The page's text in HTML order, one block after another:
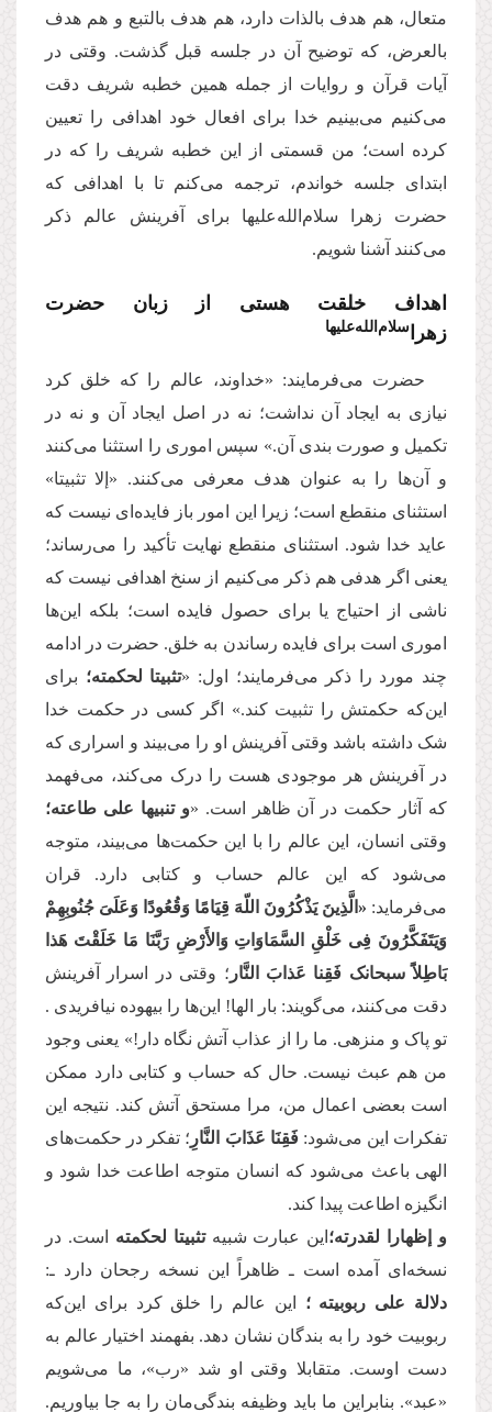
متعال، هم هدف بالذات دارد، هم هدف بالتبع و هم هدف
بالعرض، که توضیح آن در جلسه قبل گذشت. وقتی در
آیات قرآن و روایات از جمله همین خطبه شریف دقت
می‌کنیم می‌بینیم خدا برای افعال خود اهدافی را تعیین
کرده است؛ من قسمتی از این خطبه شریف را که در
ابتدای جلسه خواندم، ترجمه می‌کنم تا با اهدافی که
حضرت زهرا سلام‌الله‌علیها برای آفرینش عالم ذکر
می‌کنند آشنا شویم.
اهداف خلقت هستی از زبان حضرت
زهرا‌سلام‌الله‌علیها
حضرت می‌فرمایند: «خداوند، عالم را که خلق کرد
نیازی به ایجاد آن نداشت؛ نه در اصل ایجاد آن و نه در
تکمیل و صورت بندی آن.» سپس اموری را استثنا می‌کنند
و آن‌ها را به عنوان هدف معرفی می‌کنند. «إلا تثبیتا»
استثنای منقطع است؛ زیرا این امور باز فایده‌ای نیست که
عاید خدا شود. استثنای منقطع نهایت تأکید را می‌رساند؛
یعنی اگر هدفی هم ذکر می‌کنیم از سنخ اهدافی نیست که
ناشی از احتیاج یا برای حصول فایده است؛ بلکه این‌ها
اموری است برای فایده‌ رساندن به خلق. حضرت در ادامه
چند مورد را ذکر می‌فرمایند؛ اول: «تثبیتا لحكمته؛ برای
این‌که حکمتش را تثبیت کند.» اگر کسی در حکمت خدا
شک داشته باشد وقتی آفرینش او را می‌بیند و اسراری که
در آفرینش هر موجودی هست را درک می‌کند، می‌فهمد
که آثار حکمت در آن ظاهر است. «و تنبیها على طاعته؛
وقتی انسان، این عالم را با این حکمت‌ها می‌بیند، متوجه
می‌شود که این عالم حساب و کتابی دارد. قران
می‌فرماید: «الَّذِینَ یَذْكُرُونَ اللّهَ قِیَامًا وَقُعُودًا وَعَلَىَ جُنُوبِهِمْ
وَیَتَفَكَّرُونَ فِی خَلْقِ السَّمَاوَاتِ وَالأَرْضِ رَبَّنَا مَا خَلَقْتَ هَذا
بَاطِلاًَ سبحانک فَقِنا عَذابَ النَّار ؛ وقتی در اسرار آفرینش
دقت می‌کنند، می‌گویند: بار الها! این‌ها را بیهوده نیافریدی .
تو پاک و منزهی. ما را از عذاب آتش نگاه دار!» یعنی وجود
من هم عبث نیست. حال که حساب و کتابی دارد ممکن
است بعضی اعمال من، مرا مستحق آتش کند. نتیجه این
تفکرات این می‌شود:فَقِنَا عَذَابَ النَّارِ ؛ تفکر در حکمت‌های
الهی باعث می‌شود که انسان متوجه اطاعت خدا شود و
انگیزه اطاعت پیدا کند.
و إظهارا لقدرته؛ این عبارت شبیهتثبیتا لحكمته است. در
نسخه‌ای آمده است ـ ظاهراً این نسخه رجحان دارد ـ:
دلالة علی ربوبیته ؛
این عالم را خلق کرد برای این‌که
ربوبیت خود را به بندگان نشان دهد. بفهمند اختیار عالم به
دست اوست. متقابلا وقتی او شد «رب»، ما می‌شویم
«عبد». بنابراین ما باید وظیفه بندگی‌مان را به جا بیاوریم.